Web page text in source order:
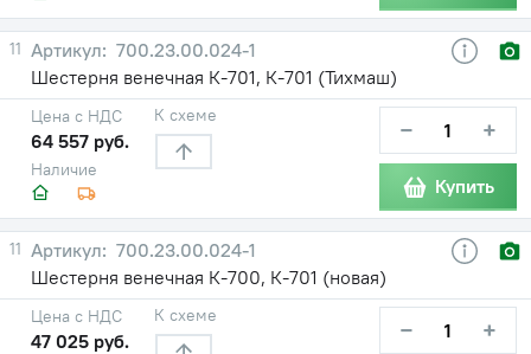
11
700.23.00.024-1
Шестерня венечная К-701, К-701 (Тихмаш)
Наличие
Цена с НДС
64 557 руб.
К схеме − +
Купить
11
700.23.00.024-1
Шестерня венечная К-700, К-701 (новая)
Цена с НДС
47 025 руб.
К схеме − +